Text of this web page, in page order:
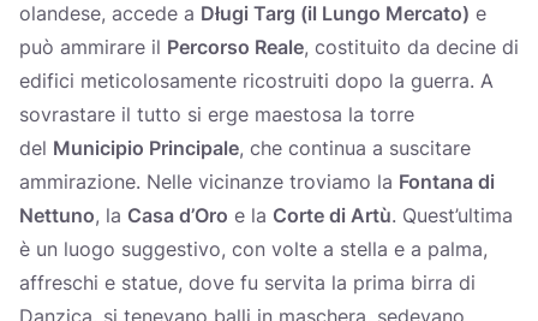
olandese, accede a Długi Targ (il Lungo Mercato) e
può ammirare il Percorso Reale, costituito da decine di
edifici meticolosamente ricostruiti dopo la guerra. A
sovrastare il tutto si erge maestosa la torre
del Municipio Principale, che continua a suscitare
ammirazione. Nelle vicinanze troviamo la Fontana di
Nettuno, la Casa d’Oro e la Corte di Artù. Quest’ultima
è un luogo suggestivo, con volte a stella e a palma,
affreschi e statue, dove fu servita la prima birra di
Danzica, si tenevano balli in maschera, sedevano